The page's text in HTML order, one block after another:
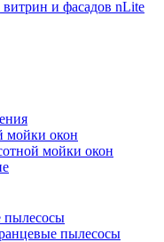
и фасадов nLite
мойки окон
мойки окон
пылесосы